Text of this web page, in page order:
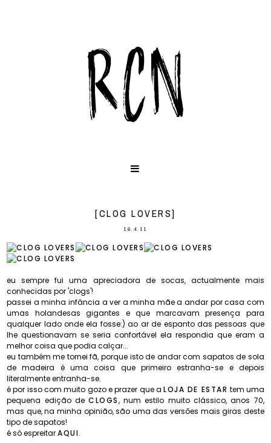
[CLOG LOVERS]
18.4.11
eu sempre fui uma apreciadora de socas, actualmente mais
conhecidas por 'clogs'!
passei a minha infância a ver a minha mãe a andar por casa com
umas holandesas gigantes e que marcavam presença para
qualquer lado onde ela fosse:) ao ar de espanto das pessoas que
lhe questionavam se seria confortável ela respondia que eram a
melhor coisa que podia calçar...
eu também me tornei fã, porque isto de andar com sapatos de sola
de madeira é uma coisa que primeiro estranha-se e depois
literalmente entranha-se.
é por isso com muito gozo e prazer que aLOJA DE ESTAR tem uma
pequena edição deCLOGS, num estilo muito clássico, anos 70,
mas que, na minha opinião, são uma das versões mais giras deste
tipo de sapatos!
é só espreitarAQUI.